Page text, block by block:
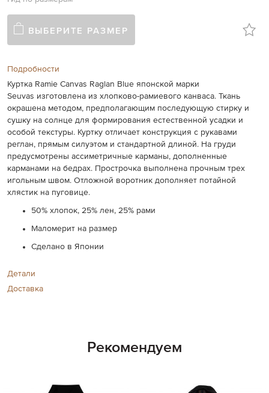
ВЫБЕРИТЕ РАЗМЕР
Подробности
Куртка Ramie Canvas Raglan Blue японской марки
Seuvas изготовлена из хлопково-рамиевого канваса. Ткань
окрашена методом, предполагающим последующую стирку и
сушку на солнце для формирования естественной усадки и
особой текстуры. Куртку отличает конструкция с рукавами
реглан, прямым силуэтом и стандартной длиной. На груди
предусмотрены ассиметричные карманы, дополненные
карманами на бедрах. Прострочка выполнена прочным трех
игольным швом. Отложной воротник дополняет потайной
хлястик на пуговице.
50% хлопок, 25% лен, 25% рами
Маломерит на размер
Сделано в Японии
Детали
Доставка
Рекомендуем